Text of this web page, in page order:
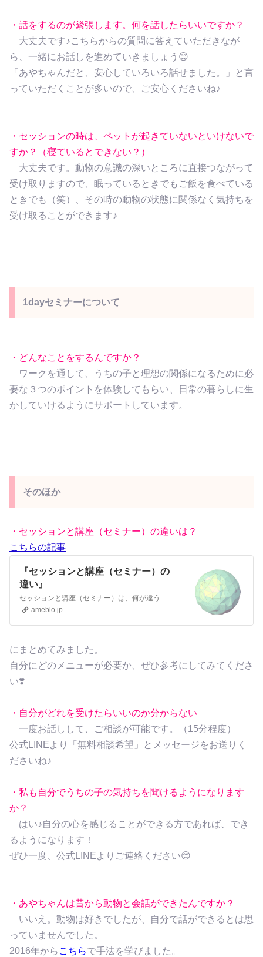
・話をするのが緊張します。何を話したらいいですか？
大丈夫です♪こちらからの質問に答えていただきなが
ら、一緒にお話しを進めていきましょう😊
「あやちゃんだと、安心していろいろ話せました。」と言
っていただくことが多いので、ご安心くださいね♪
・セッションの時は、ペットが起きていないといけないで
すか？（寝ているとできない？）
大丈夫です。動物の意識の深いところに直接つながって
受け取りますので、眠っているときでもご飯を食べている
ときでも（笑）、その時の動物の状態に関係なく気持ちを
受け取ることができます♪
1dayセミナーについて
・どんなことをするんですか？
ワークを通して、うちの子と理想の関係になるために必
要な３つのポイントを体験してもらい、日常の暮らしに生
かしていけるようにサポートしています。
そのほか
・セッションと講座（セミナー）の違いは？
こちらの記事
『セッションと講座（セミナー）の
違い』
セッションと講座（セミナー）は、何が違うんですか？私にはどちらが合いますか？ と、質問をいただくことがあります。 こんにちは。 ペットとの暮らしで人生が変…
ameblo.jp
にまとめてみました。
自分にどのメニューが必要か、ぜひ参考にしてみてくださ
い❣️
・自分がどれを受けたらいいのか分からない
一度お話しして、ご相談が可能です。（15分程度）
公式LINEより「無料相談希望」とメッセージをお送りく
ださいね♪
・私も自分でうちの子の気持ちを聞けるようになります
か？
はい♪自分の心を感じることができる方であれば、でき
るようになります！
ぜひ一度、公式LINEよりご連絡ください😊
・あやちゃんは昔から動物と会話ができたんですか？
いいえ。動物は好きでしたが、自分で話ができるとは思
っていませんでした。
2016年から こちらで手法を学びました。